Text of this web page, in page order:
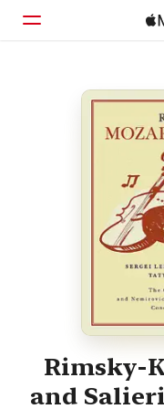
Accueil
Parcourir
Rimsky-
and